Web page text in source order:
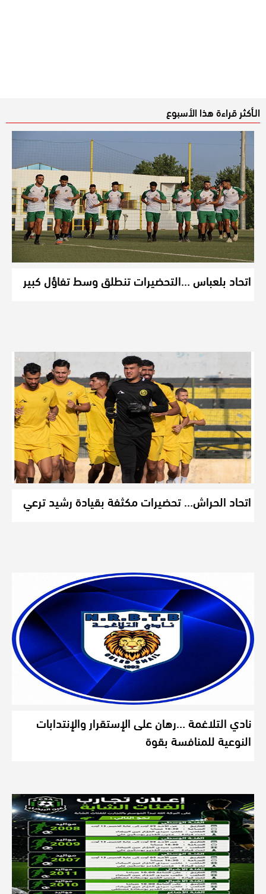
الـأكثر قراءة هذا الأسبوع
اتحاد بلعباس …التحضيرات تنطلق وسط تفاؤل كبير
اتحاد الحراش… تحضيرات مكثفة بقيادة رشيد ترعي
نادي التلاغمة …رهان على الإستقرار والإنتدابات
النوعية للمنافسة بقوة